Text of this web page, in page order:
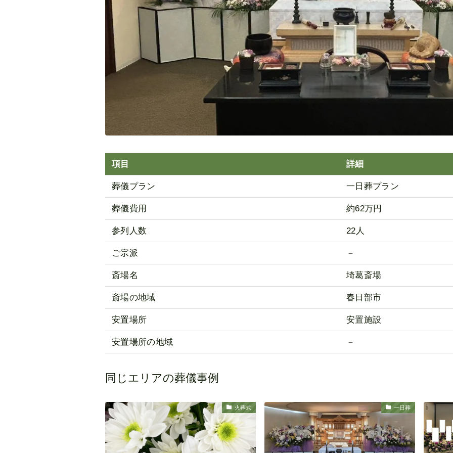
項目 詳細
葬儀プラン 一日葬プラン
葬儀費用 約62万円
参列人数 22人
ご宗派 －
斎場名 埼葛斎場
斎場の地域 春日部市
安置場所 安置施設
安置場所の地域 －
同じエリアの葬儀事例
火葬式 一日葬